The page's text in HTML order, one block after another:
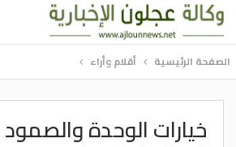
الصفحة الرئيسية أقلام وأراء
خيارات الوحدة